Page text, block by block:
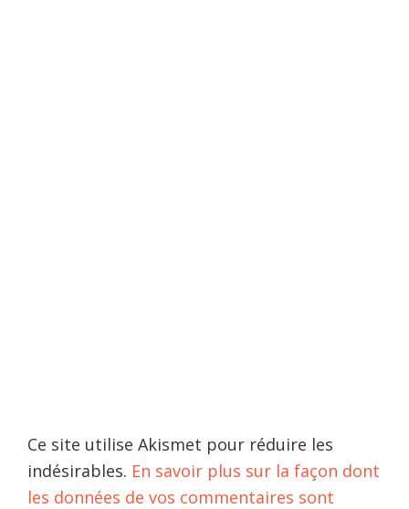
Ce site utilise Akismet pour réduire les
indésirables. En savoir plus sur la façon dont
les données de vos commentaires sont